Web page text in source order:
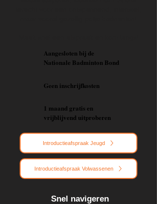
Aangesloten bij de
Nationale Badminton Bond
Geen inschrijfkosten
1 maand gratis en
vrijblijvend uitproberen
Introductieafspraak Jeugd
Introductieafspraak Volwassenen
Snel navigeren